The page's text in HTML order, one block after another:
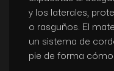
y los laterales,
o rasguños. El
un sistema de
pie de forma